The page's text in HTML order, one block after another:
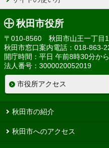
秋田市役所
〒010-8560 秋田市山王一丁目
秋田市窓口案内電話：018-
開庁時間：平日 午前8時30分か
法人番号：3000020052019
市役所アクセス
秋田市の紹介
秋田市へのアクセス